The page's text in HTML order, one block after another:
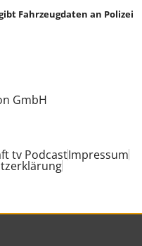
Fahrzeugdaten an Polizei
GmbH
tv PodcastImpressum